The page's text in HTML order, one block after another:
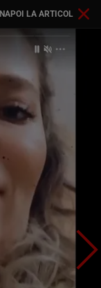
ÎNAPOI LA ARTICOL